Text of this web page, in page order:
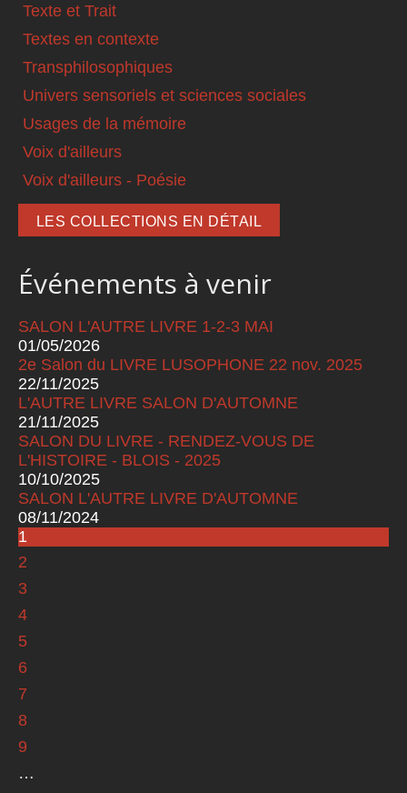
Texte et Trait
Textes en contexte
Transphilosophiques
Univers sensoriels et sciences sociales
Usages de la mémoire
Voix d'ailleurs
Voix d'ailleurs - Poésie
LES COLLECTIONS EN DÉTAIL
Événements à venir
SALON L'AUTRE LIVRE 1-2-3 MAI
01/05/2026
2e Salon du LIVRE LUSOPHONE 22 nov. 2025
22/11/2025
L'AUTRE LIVRE SALON D'AUTOMNE
21/11/2025
SALON DU LIVRE - RENDEZ-VOUS DE
L'HISTOIRE - BLOIS - 2025
10/10/2025
SALON L'AUTRE LIVRE D'AUTOMNE
08/11/2024
Pages
1
2
3
4
5
6
7
8
9
…